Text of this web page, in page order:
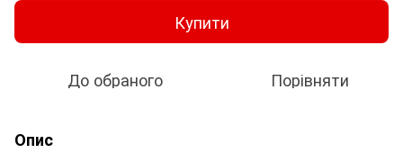
Купити
До обраного Порівняти
Опис